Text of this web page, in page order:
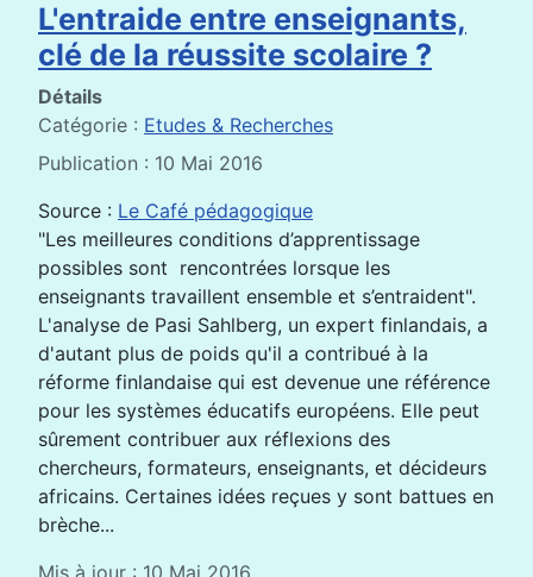
L'entraide entre enseignants,
clé de la réussite scolaire ?
Détails
Catégorie : Etudes & Recherches
Publication : 10 Mai 2016
Source : Le Café pédagogique
"Les meilleures conditions d’apprentissage
possibles sont rencontrées lorsque les
enseignants travaillent ensemble et s’entraident".
L'analyse de Pasi Sahlberg, un expert finlandais, a
d'autant plus de poids qu'il a contribué à la
réforme finlandaise qui est devenue une référence
pour les systèmes éducatifs européens. Elle peut
sûrement contribuer aux réflexions des
chercheurs, formateurs, enseignants, et décideurs
africains. Certaines idées reçues y sont battues en
brèche...